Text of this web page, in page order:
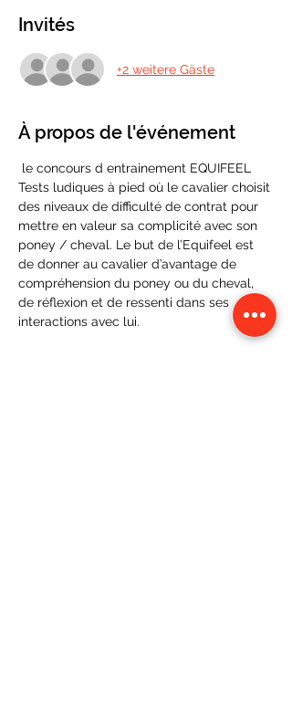
Invités
+2 weitere Gäste
À propos de l'événement
le concours d entrainement EQUIFEEL
Tests ludiques à pied où le cavalier choisit
des niveaux de difficulté de contrat pour
mettre en valeur sa complicité avec son
poney / cheval. Le but de l’Equifeel est
de donner au cavalier d’avantage de
compréhension du poney ou du cheval,
de réflexion et de ressenti dans ses
interactions avec lui.